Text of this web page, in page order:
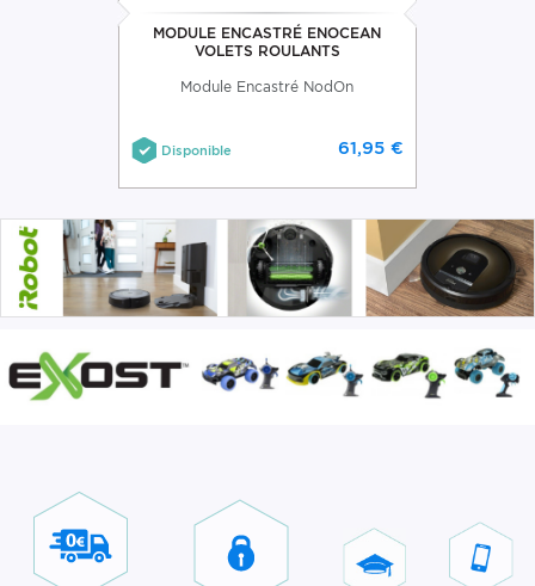
MODULE ENCASTRÉ ENOCEAN
VOLETS ROULANTS
Module Encastré NodOn
Disponible 61,95 €